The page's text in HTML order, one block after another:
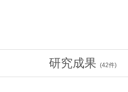
研究成果 (42件)